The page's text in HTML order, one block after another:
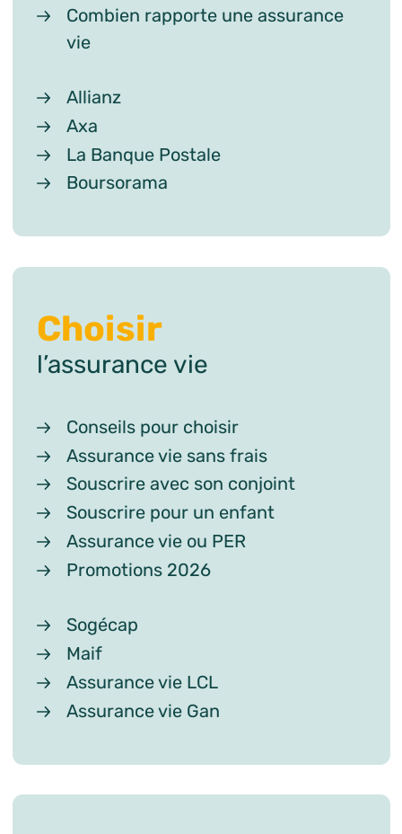
Combien rapporte une assurance
vie
Allianz
Axa
La Banque Postale
Boursorama
Choisir
l’assurance vie
Conseils pour choisir
Assurance vie sans frais
Souscrire avec son conjoint
Souscrire pour un enfant
Assurance vie ou PER
Promotions 2026
Sogécap
Maif
Assurance vie LCL
Assurance vie Gan